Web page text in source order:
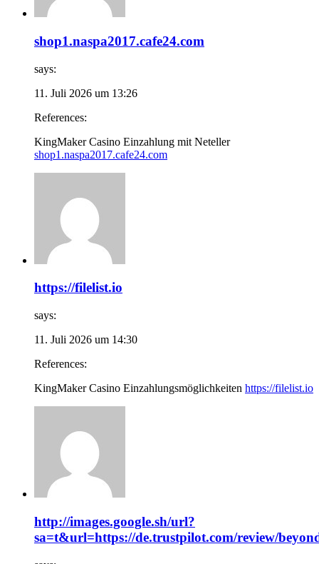
shop1.naspa2017.cafe24.com
says:
11. Juli 2026 um 13:26
References:
KingMaker Casino Einzahlung mit Neteller
shop1.naspa2017.cafe24.com
https://filelist.io
says:
11. Juli 2026 um 14:30
References:
KingMaker Casino Einzahlungsmöglichkeiten https://filelist.io
http://images.google.sh/url?
sa=t&url=https://de.trustpilot.com/review/